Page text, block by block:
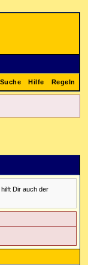
Regeln
Hilfe
Suche
Dir auch der